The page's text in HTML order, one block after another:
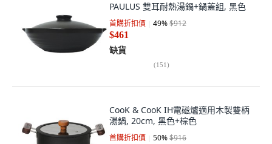
PAULUS 雙耳耐熱湯鍋+鍋蓋組, 黑色
首購折扣價 49%$912
$461
缺貨
(151)
CooK & CooK IH電磁爐適用木製雙柄
湯鍋, 20cm, 黑色+棕色
首購折扣價 50%$916